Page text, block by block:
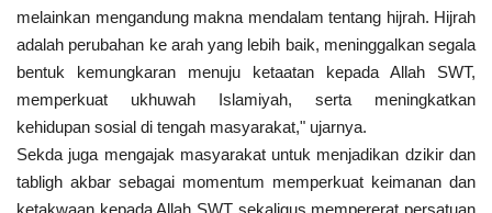
melainkan mengandung makna mendalam tentang hijrah. Hijrah
adalah perubahan ke arah yang lebih baik, meninggalkan segala
bentuk kemungkaran menuju ketaatan kepada Allah SWT,
memperkuat ukhuwah Islamiyah, serta meningkatkan
kehidupan sosial di tengah masyarakat," ujarnya.
Sekda juga mengajak masyarakat untuk menjadikan dzikir dan
tabligh akbar sebagai momentum memperkuat keimanan dan
ketakwaan kepada Allah SWT sekaligus mempererat persatuan